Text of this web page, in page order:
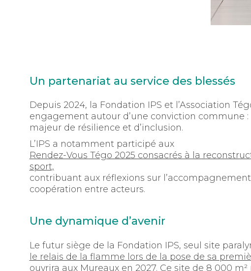
Un partenariat au service des blessés
Depuis 2024, la Fondation IPS et l’Association
engagement autour d’une conviction commune
majeur de résilience et d’inclusion.
L’IPS a notamment participé aux
Rendez-Vous Tégo 2025 consacrés à la
sport,
contribuant aux réflexions sur
coopération entre acteurs.
Une dynamique d’avenir
Le futur siège de la Fondation IPS, seul site
le relais de la flamme lors de la pose de sa
ouvrira aux Mureaux en 2027. Ce site de 8 000